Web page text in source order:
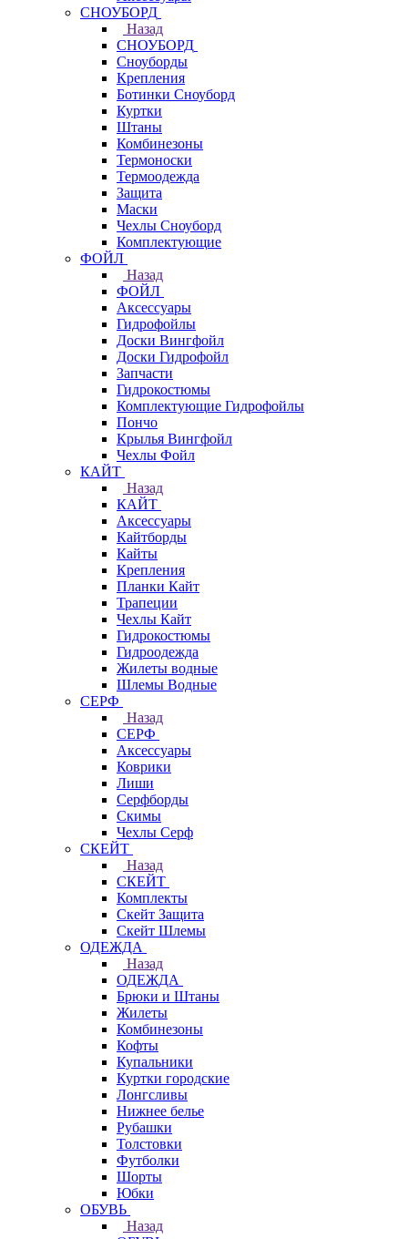
СНОУБОРД
Назад
СНОУБОРД
Сноуборды
Крепления
Ботинки Сноуборд
Куртки
Штаны
Комбинезоны
Термоноски
Термоодежда
Защита
Маски
Чехлы Сноуборд
Комплектующие
ФОЙЛ
Назад
ФОЙЛ
Аксессуары
Гидрофойлы
Доски Вингфойл
Доски Гидрофойл
Запчасти
Гидрокостюмы
Комплектующие Гидрофойлы
Пончо
Крылья Вингфойл
Чехлы Фойл
КАЙТ
Назад
КАЙТ
Аксессуары
Кайтборды
Кайты
Крепления
Планки Кайт
Трапеции
Чехлы Кайт
Гидрокостюмы
Гидроодежда
Жилеты водные
Шлемы Водные
СЕРФ
Назад
СЕРФ
Аксессуары
Коврики
Лиши
Серфборды
Скимы
Чехлы Cерф
СКЕЙТ
Назад
СКЕЙТ
Комплекты
Скейт Защита
Скейт Шлемы
ОДЕЖДА
Назад
ОДЕЖДА
Брюки и Штаны
Жилеты
Комбинезоны
Кофты
Купальники
Куртки городские
Лонгсливы
Нижнее белье
Рубашки
Толстовки
Футболки
Шорты
Юбки
ОБУВЬ
Назад